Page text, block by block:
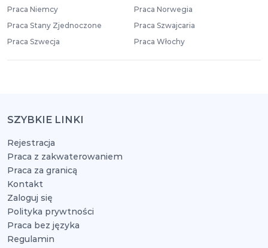
Praca Niemcy
Praca Norwegia
Praca Stany Zjednoczone
Praca Szwajcaria
Praca Szwecja
Praca Włochy
SZYBKIE LINKI
Rejestracja
Praca z zakwaterowaniem
Praca za granicą
Kontakt
Zaloguj się
Polityka prywtności
Praca bez języka
Regulamin